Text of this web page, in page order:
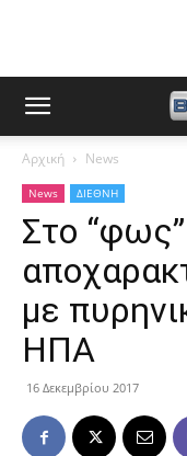
Αρχική News
News ΔΙΕΘΝΗ
Στο “φως”
με
ΗΠΑ
16 Δεκεμβρίου 2017